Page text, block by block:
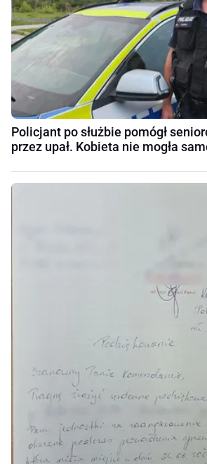
Policjant po służbie pomógł
przez upał. Kobieta nie mogła